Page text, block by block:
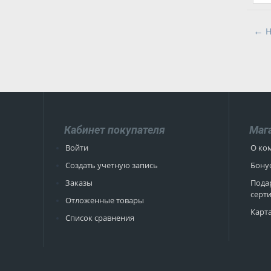
Кабинет покупателя
Войти
Создать учетную запись
Заказы
Отложенные товары
Список сравнения
О